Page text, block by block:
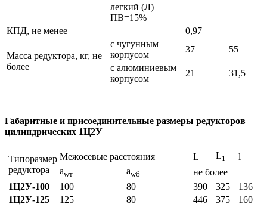
легкий (Л)
ПВ=15%
КПД, не менее
0,97
Масса редуктора, кг, не
более
с чугунным
корпусом
37
55
с алюминиевым
корпусом
21 31,5
Габаритные и присоединительные размеры редукторов
цилиндрических 1Ц2У
Типоразмер
редуктора
Межосевые расстояния L L1
l
awт awб
не более
1Ц2У-100
100 80 390 325
136
1Ц2У-125
125 80 446 375
160